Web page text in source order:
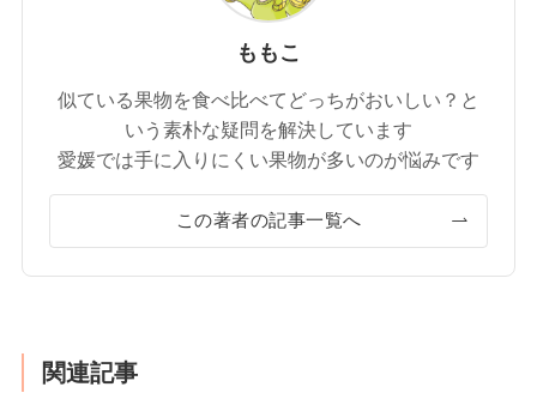
ももこ
似ている果物を食べ比べてどっちがおいしい？と
いう素朴な疑問を解決しています
愛媛では手に入りにくい果物が多いのが悩みです
この著者の記事一覧へ
関連記事